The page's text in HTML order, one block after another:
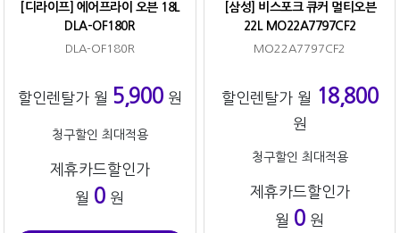
[디라이프] 에어프라이 오븐 18L
DLA-OF180R
DLA-OF180R
할인렌탈가 월 5,900원
청구할인 최대적용
제휴카드할인가
월 0 원
[삼성] 비스포크 큐커 멀티오븐
22L MO22A7797CF2
MO22A7797CF2
할인렌탈가 월 18,800
원
청구할인 최대적용
제휴카드할인가
월 0 원